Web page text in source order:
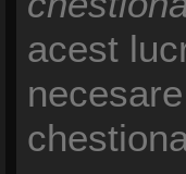
acest